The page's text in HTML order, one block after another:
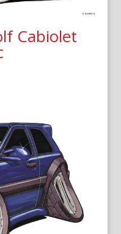
Cabiolet